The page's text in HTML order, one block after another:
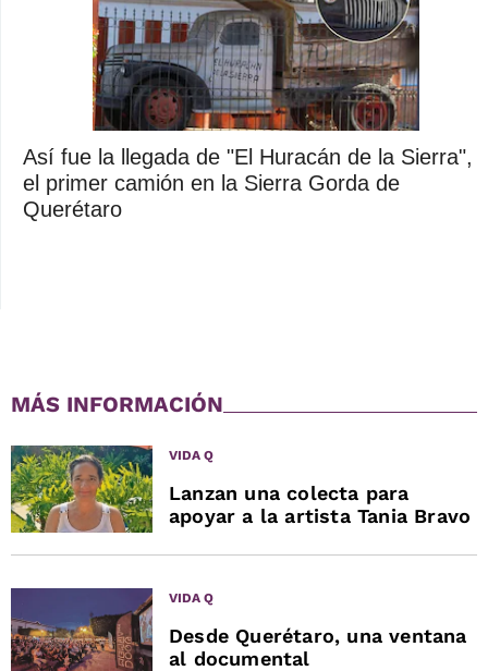
Así fue la llegada de "El Huracán de la Sierra",
el primer camión en la Sierra Gorda de
Querétaro
MÁS INFORMACIÓN
VIDA Q
Lanzan una colecta para
apoyar a la artista Tania Bravo
VIDA Q
Desde Querétaro, una ventana
al documental